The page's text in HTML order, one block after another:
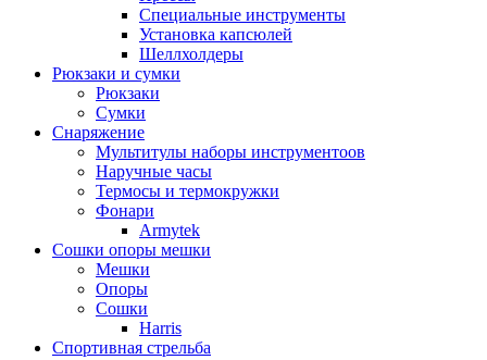
Специальные инструменты
Установка капсюлей
Шеллхолдеры
Рюкзаки и сумки
Рюкзаки
Сумки
Снаряжение
Мультитулы наборы инструментоов
Наручные часы
Термосы и термокружки
Фонари
Armytek
Сошки опоры мешки
Мешки
Опоры
Сошки
Harris
Спортивная стрельба